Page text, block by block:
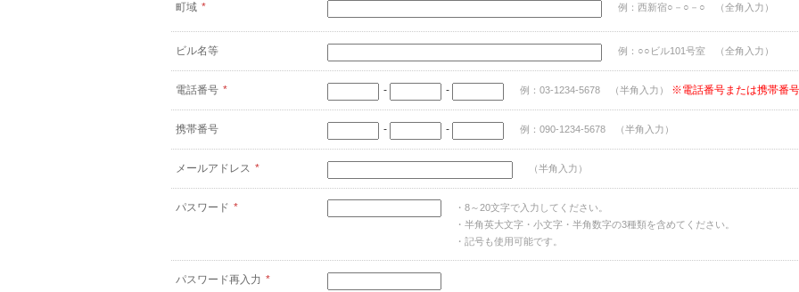
町域 * 例：西新宿○－○－○ （全角入力）
ビル名等 例：○○ビル101号室 （全角入力）
電話番号 * - - 例：03-1234-5678 （半角入力） ※電話番号または携帯番
携帯番号 - - 例：090-1234-5678 （半角入力）
メールアドレス * （半角入力）
パスワード *
・8～20文字で入力してください。
・半角英大文字・小文字・半角数字の3種類を含めてください。
・記号も使用可能です。
パスワード再入力 *